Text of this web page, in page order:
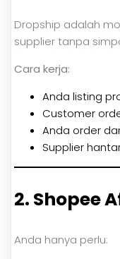
Dropship adalah
supplier tanpa
Cara kerja:
Anda listing
Customer
Anda order
Supplier
2. Shopee
Anda hanya perlu: